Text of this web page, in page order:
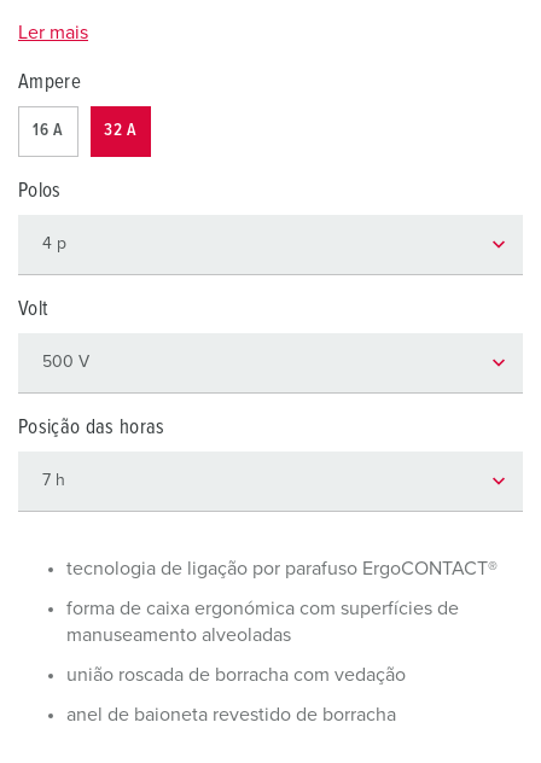
Ler mais
Ampere
16 A 32 A
Polos
Volt
Posição das horas
tecnologia de ligação por parafuso ErgoCONTACT®
forma de caixa ergonómica com superfícies de
manuseamento alveoladas
união roscada de borracha com vedação
anel de baioneta revestido de borracha